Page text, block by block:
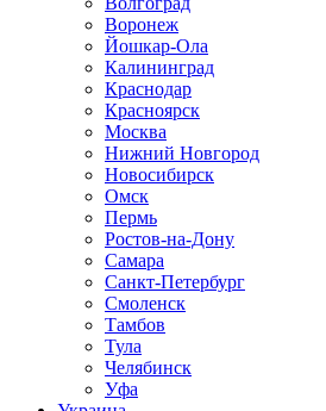
Воронеж
Йошкар-Ола
Калининград
Краснодар
Красноярск
Москва
Нижний Новгород
Новосибирск
Омск
Пермь
Ростов-на-Дону
Самара
Санкт-Петербург
Смоленск
Тамбов
Тула
Челябинск
Уфа